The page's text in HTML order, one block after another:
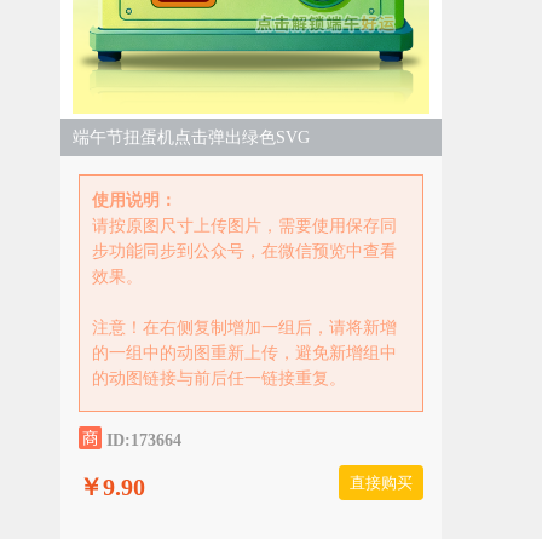
端午节扭蛋机点击弹出绿色SVG
使用说明：
请按原图尺寸上传图片，需要使用保存同
步功能同步到公众号，在微信预览中查看
效果。
注意！在右侧复制增加一组后，请将新增
的一组中的动图重新上传，避免新增组中
的动图链接与前后任一链接重复。
ID:173664
直接购买
￥9.90